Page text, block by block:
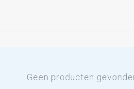
Geen producten